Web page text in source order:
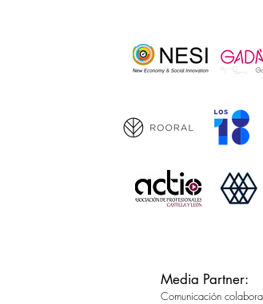
Media Partner:
Comunicación